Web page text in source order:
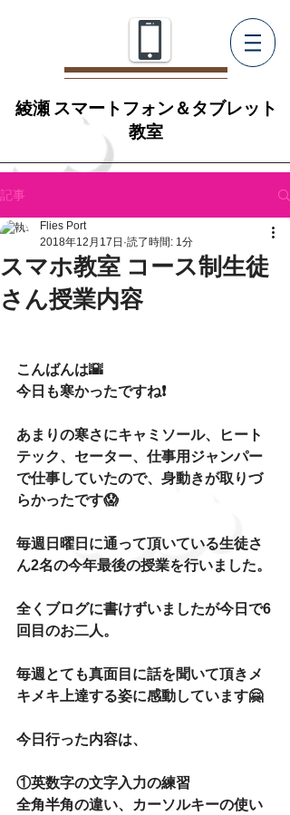
綾瀬 スマートフォン＆タブレット
教室
記事
スマホ教室 コース制生徒
さん授業内容
Flies Port
2018年12月17日 読了時間: 1分
こんばんは🌇
今日も寒かったですね❗️
あまりの寒さにキャミソール、ヒート
テック、セーター、仕事用ジャンパー
で仕事していたので、身動きが取りづ
らかったです😱
毎週日曜日に通って頂いている生徒さ
ん2名の今年最後の授業を行いました。
全くブログに書けずいましたが今日で6
回目のお二人。
毎週とても真面目に話を聞いて頂きメ
キメキ上達する姿に感動しています🤗
今日行った内容は、
①英数字の文字入力の練習
全角半角の違い、カーソルキーの使い